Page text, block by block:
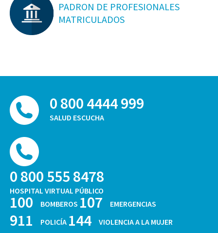
PADRON DE PROFESIONALES
MATRICULADOS
0 800 4444 999
SALUD ESCUCHA
0 800 555 8478
HOSPITAL VIRTUAL PÚBLICO
100 BOMBEROS 107 EMERGENCIAS
911 POLICÍA 144 VIOLENCIA A LA MUJER